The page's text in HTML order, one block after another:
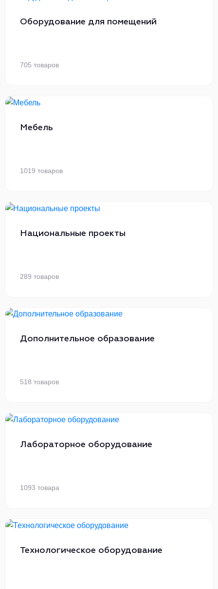
Оборудование для помещений
705 товаров
Мебель
1019 товаров
Национальные проекты
289 товаров
Дополнительное образование
518 товаров
Лабораторное оборудование
1093 товара
Технологическое оборудование